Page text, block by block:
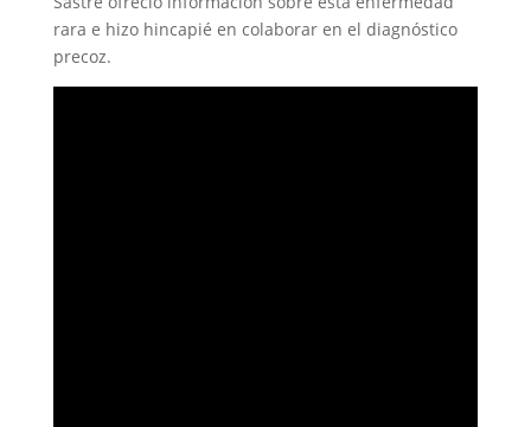
rara e hizo hincapié en colaborar en el diagnóstico
precoz.